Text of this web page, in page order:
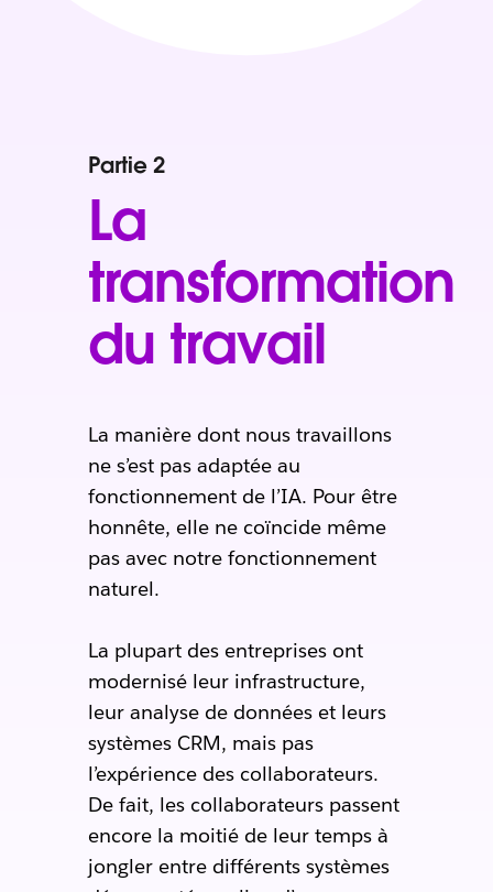
Partie 2
La
transformation
du travail
La manière dont nous travaillons
ne s’est pas adaptée au
fonctionnement de l’IA. Pour être
honnête, elle ne coïncide même
pas avec notre fonctionnement
naturel.
La plupart des entreprises ont
modernisé leur infrastructure,
leur analyse de données et leurs
systèmes CRM, mais pas
l’expérience des collaborateurs.
De fait, les collaborateurs passent
encore la moitié de leur temps à
jongler entre différents systèmes